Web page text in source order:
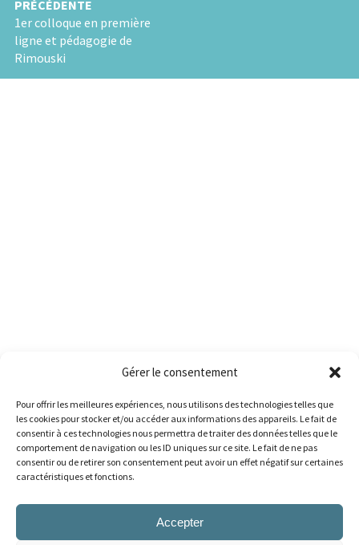
Gérer le consentement
Pour offrir les meilleures expériences, nous utilisons des technologies telles que
les cookies pour stocker et/ou accéder aux informations des appareils. Le fait de
consentir à ces technologies nous permettra de traiter des données telles que le
comportement de navigation ou les ID uniques sur ce site. Le fait de ne pas
consentir ou de retirer son consentement peut avoir un effet négatif sur certaines
caractéristiques et fonctions.
Accepter
PRÉCÉDENTE
1er colloque en première
ligne et pédagogie de
Rimouski